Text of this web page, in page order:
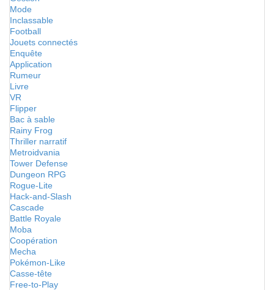
Mode
Inclassable
Football
Jouets connectés
Enquête
Application
Rumeur
Livre
VR
Flipper
Bac à sable
Rainy Frog
Thriller narratif
Metroidvania
Tower Defense
Dungeon RPG
Rogue-Lite
Hack-and-Slash
Cascade
Battle Royale
Moba
Coopération
Mecha
Pokémon-Like
Casse-tête
Free-to-Play